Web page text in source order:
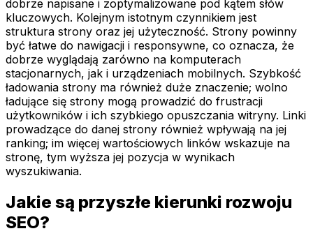
dobrze napisane i zoptymalizowane pod kątem słów
kluczowych. Kolejnym istotnym czynnikiem jest
struktura strony oraz jej użyteczność. Strony powinny
być łatwe do nawigacji i responsywne, co oznacza, że
dobrze wyglądają zarówno na komputerach
stacjonarnych, jak i urządzeniach mobilnych. Szybkość
ładowania strony ma również duże znaczenie; wolno
ładujące się strony mogą prowadzić do frustracji
użytkowników i ich szybkiego opuszczania witryny. Linki
prowadzące do danej strony również wpływają na jej
ranking; im więcej wartościowych linków wskazuje na
stronę, tym wyższa jej pozycja w wynikach
wyszukiwania.
Jakie są przyszłe kierunki rozwoju
SEO?